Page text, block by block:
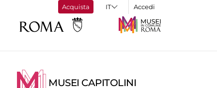
Acquista Accedi
MUSEI CAPITOLINI